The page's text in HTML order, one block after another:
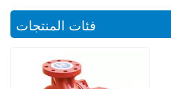
فئات المنتجات